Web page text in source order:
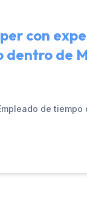
con
dentro de
de tiempo